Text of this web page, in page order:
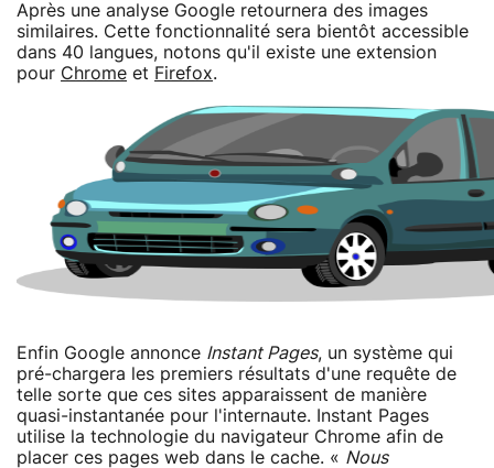
Après une analyse Google retournera des images
similaires. Cette fonctionnalité sera bientôt accessible
dans 40 langues, notons qu'il existe une extension
pour Chrome et Firefox.
Enfin Google annonce Instant Pages, un système qui
pré-chargera les premiers résultats d'une requête de
telle sorte que ces sites apparaissent de manière
quasi-instantanée pour l'internaute. Instant Pages
utilise la technologie du navigateur Chrome afin de
placer ces pages web dans le cache. « Nous